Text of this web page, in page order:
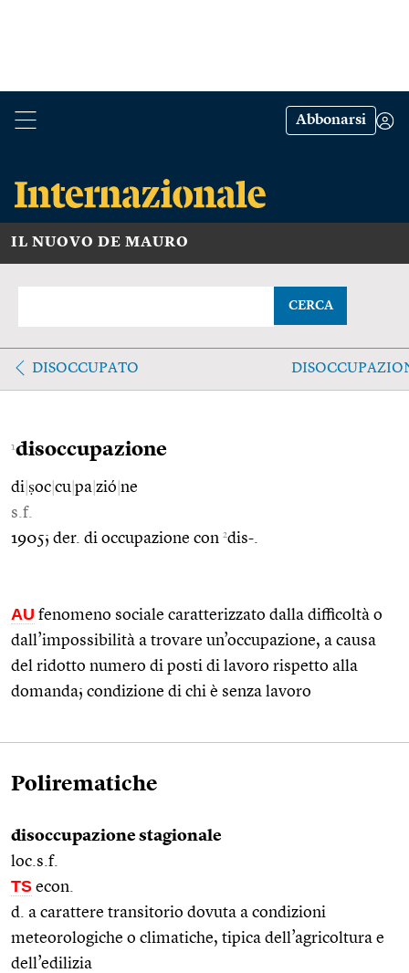
Abbonarsi
IL NUOVO DE MAURO
CERCA
DISOCCUPATO
1disoccupazione
di ṣoc cu pa zió ne
s.f.
1905; der. di occupazione con 2dis-.
AU fenomeno sociale caratterizzato dalla difficoltà o
dall’impossibilità a trovare un’occupazione, a causa
del ridotto numero di posti di lavoro rispetto alla
domanda; condizione di chi è senza lavoro
Polirematiche
disoccupazione stagionale
loc.s.f.
TS econ.
d. a carattere transitorio dovuta a condizioni
meteorologiche o climatiche, tipica dell’agricoltura e
dell’edilizia